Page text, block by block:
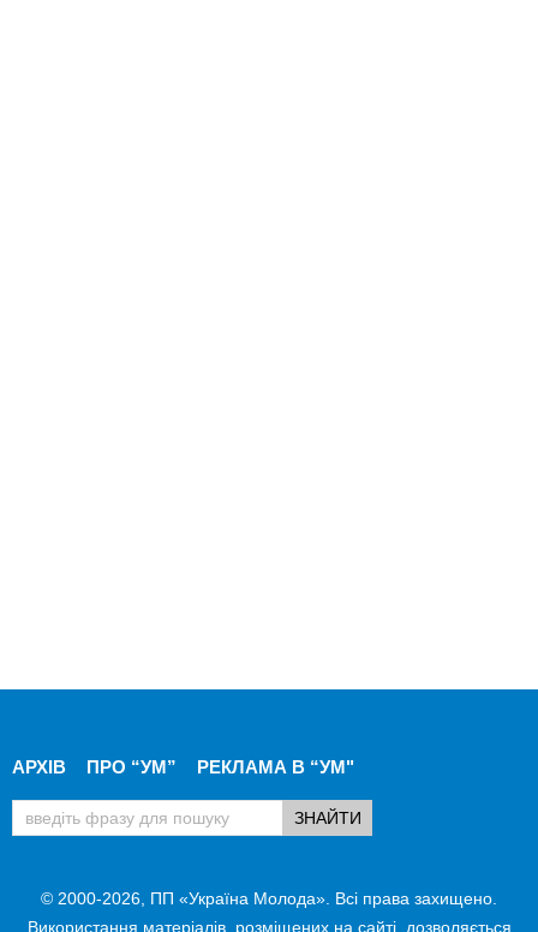
АРХІВ ПРО “УМ” РЕКЛАМА В “УМ"
© 2000-2026, ПП «Україна Молода». Всі права захищено.
Використання матеріалів, розміщених на сайті, дозволяється